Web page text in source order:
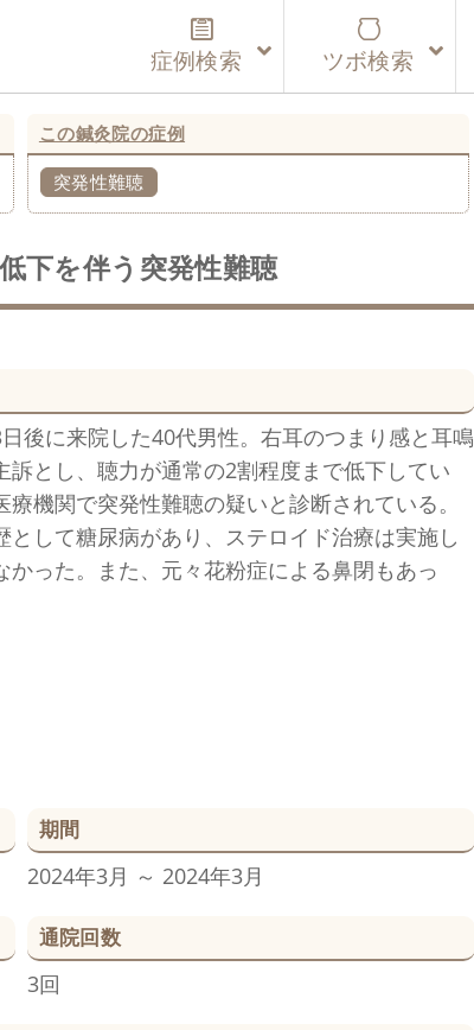
症例検索 ツボ検索
この鍼灸院の症例
突発性難聴
下を伴う突発性難聴
後に来院した40代男性。右耳のつまり感と耳鳴
訴とし、聴力が通常の2割程度まで低下してい
療機関で突発性難聴の疑いと診断されている。
として糖尿病があり、ステロイド治療は実施し
かった。また、元々花粉症による鼻閉もあっ
期間
2024年3月 ～ 2024年3月
通院回数
3回